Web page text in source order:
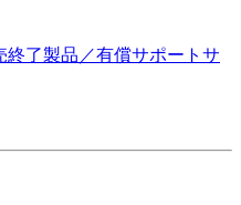
終了製品／有償サポートサ